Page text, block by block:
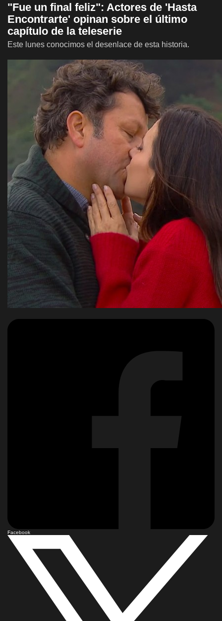
"Fue un final feliz": Actores de 'Hasta
Encontrarte' opinan sobre el último
capítulo de la teleserie
Este lunes conocimos el desenlace de esta historia.
Facebook